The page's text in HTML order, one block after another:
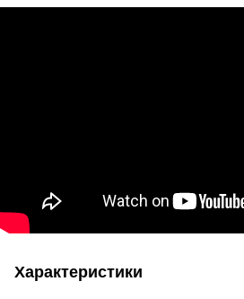
Характеристики